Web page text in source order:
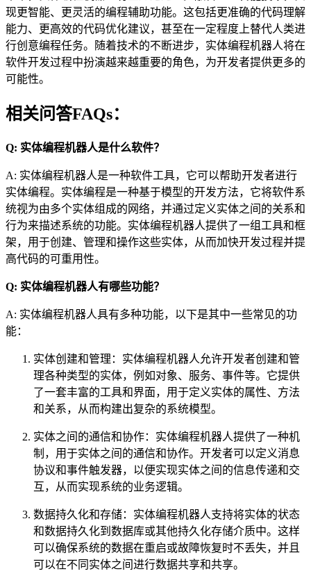
现更智能、更灵活的编程辅助功能。这包括更准确的代码理解
能力、更高效的代码优化建议，甚至在一定程度上替代人类进
行创意编程任务。随着技术的不断进步，实体编程机器人将在
软件开发过程中扮演越来越重要的角色，为开发者提供更多的
可能性。
相关问答FAQs：
Q: 实体编程机器人是什么软件？
A: 实体编程机器人是一种软件工具，它可以帮助开发者进行
实体编程。实体编程是一种基于模型的开发方法，它将软件系
统视为由多个实体组成的网络，并通过定义实体之间的关系和
行为来描述系统的功能。实体编程机器人提供了一组工具和框
架，用于创建、管理和操作这些实体，从而加快开发过程并提
高代码的可重用性。
Q: 实体编程机器人有哪些功能？
A: 实体编程机器人具有多种功能，以下是其中一些常见的功
能：
实体创建和管理：实体编程机器人允许开发者创建和管
理各种类型的实体，例如对象、服务、事件等。它提供
了一套丰富的工具和界面，用于定义实体的属性、方法
和关系，从而构建出复杂的系统模型。
实体之间的通信和协作：实体编程机器人提供了一种机
制，用于实体之间的通信和协作。开发者可以定义消息
协议和事件触发器，以便实现实体之间的信息传递和交
互，从而实现系统的业务逻辑。
数据持久化和存储：实体编程机器人支持将实体的状态
和数据持久化到数据库或其他持久化存储介质中。这样
可以确保系统的数据在重启或故障恢复时不丢失，并且
可以在不同实体之间进行数据共享和共享。